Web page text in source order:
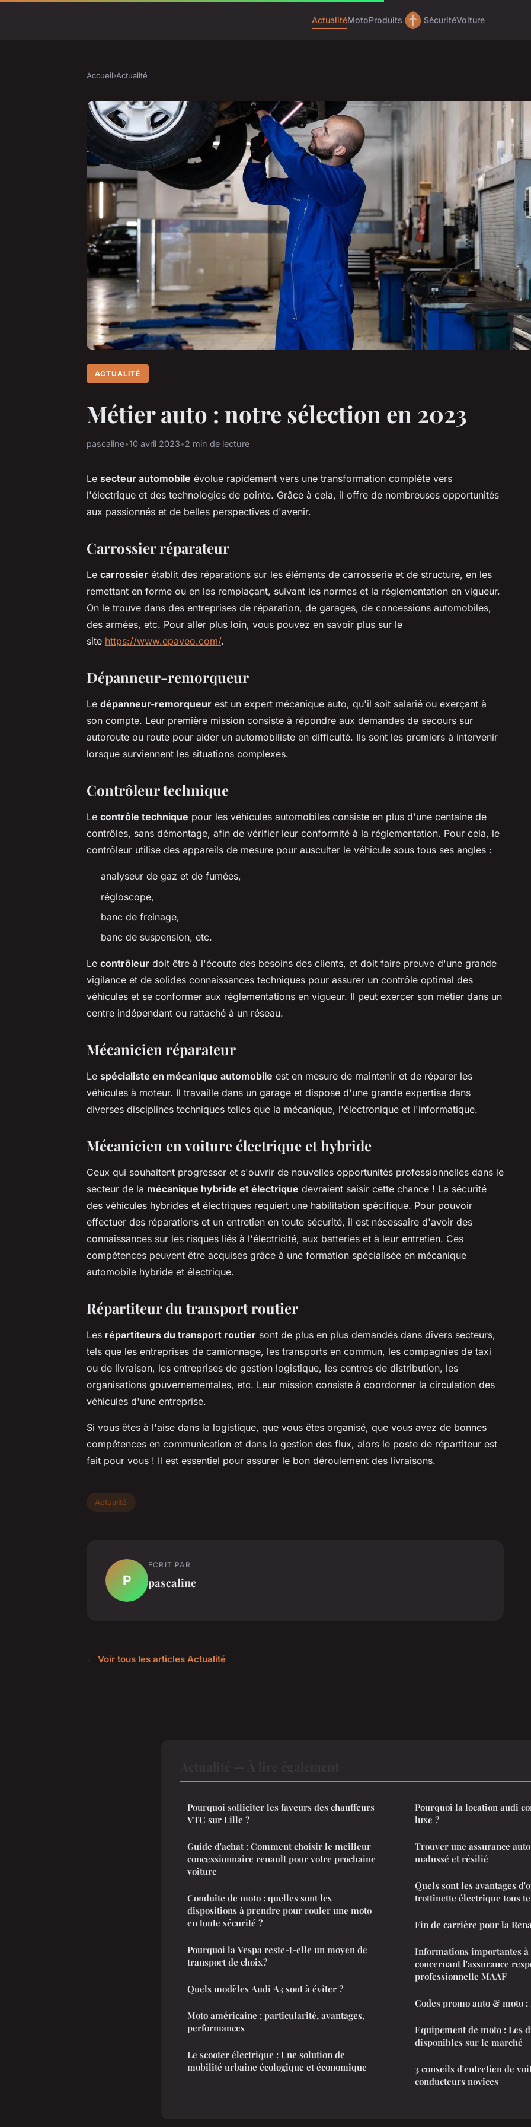
ActualitéMotoProduits SécuritéVoiture
Accueil›Actualité
ACTUALITÉ
Métier auto : notre sélection en 2023
pascaline•10 avril 2023•2 min de lecture
Le secteur automobile évolue rapidement vers une transformation complète vers
l'électrique et des technologies de pointe. Grâce à cela, il offre de nombreuses opportunités
aux passionnés et de belles perspectives d'avenir.
Carrossier réparateur
Le carrossier établit des réparations sur les éléments de carrosserie et de structure, en les
remettant en forme ou en les remplaçant, suivant les normes et la réglementation en vigueur.
On le trouve dans des entreprises de réparation, de garages, de concessions automobiles,
des armées, etc. Pour aller plus loin, vous pouvez en savoir plus sur le
site https://www.epaveo.com/.
Dépanneur-remorqueur
Le dépanneur-remorqueur est un expert mécanique auto, qu'il soit salarié ou exerçant à
son compte. Leur première mission consiste à répondre aux demandes de secours sur
autoroute ou route pour aider un automobiliste en difficulté. Ils sont les premiers à intervenir
lorsque surviennent les situations complexes.
Contrôleur technique
Le contrôle technique pour les véhicules automobiles consiste en plus d'une centaine de
contrôles, sans démontage, afin de vérifier leur conformité à la réglementation. Pour cela, le
contrôleur utilise des appareils de mesure pour ausculter le véhicule sous tous ses angles :
analyseur de gaz et de fumées,
régloscope,
banc de freinage,
banc de suspension, etc.
Le contrôleur doit être à l'écoute des besoins des clients, et doit faire preuve d'une grande
vigilance et de solides connaissances techniques pour assurer un contrôle optimal des
véhicules et se conformer aux réglementations en vigueur. Il peut exercer son métier dans un
centre indépendant ou rattaché à un réseau.
Mécanicien réparateur
Le spécialiste en mécanique automobile est en mesure de maintenir et de réparer les
véhicules à moteur. Il travaille dans un garage et dispose d'une grande expertise dans
diverses disciplines techniques telles que la mécanique, l'électronique et l'informatique.
Mécanicien en voiture électrique et hybride
Ceux qui souhaitent progresser et s'ouvrir de nouvelles opportunités professionnelles dans le
secteur de la mécanique hybride et électrique devraient saisir cette chance ! La sécurité
des véhicules hybrides et électriques requiert une habilitation spécifique. Pour pouvoir
effectuer des réparations et un entretien en toute sécurité, il est nécessaire d'avoir des
connaissances sur les risques liés à l'électricité, aux batteries et à leur entretien. Ces
compétences peuvent être acquises grâce à une formation spécialisée en mécanique
automobile hybride et électrique.
Répartiteur du transport routier
Les répartiteurs du transport routier sont de plus en plus demandés dans divers secteurs,
tels que les entreprises de camionnage, les transports en commun, les compagnies de taxi
ou de livraison, les entreprises de gestion logistique, les centres de distribution, les
organisations gouvernementales, etc. Leur mission consiste à coordonner la circulation des
véhicules d'une entreprise.
Si vous êtes à l'aise dans la logistique, que vous êtes organisé, que vous avez de bonnes
compétences en communication et dans la gestion des flux, alors le poste de répartiteur est
fait pour vous ! Il est essentiel pour assurer le bon déroulement des livraisons.
Actualité
P
ECRIT PAR
pascaline
← Voir tous les articles Actualité
Pourquoi solliciter les faveurs des chauffeurs
VTC sur Lille ?
Guide d'achat : Comment choisir le meilleur
concessionnaire renault pour votre prochaine
voiture
Conduite de moto : quelles sont les
dispositions à prendre pour rouler une moto
en toute sécurité ?
Pourquoi la Vespa reste-t-elle un moyen de
transport de choix ?
Quels modèles Audi A3 sont à éviter ?
Moto américaine : particularité, avantages,
performances
Le scooter électrique : Une solution de
mobilité urbaine écologique et économique
Pourquoi la location audi
luxe ?
Trouver une assurance
malussé et résilié
Quels sont les avantages
trottinette électrique tous
Fin de carrière pour la
Informations importantes à
concernant l'assurance
professionnelle MAAF
Codes promo auto & moto
Equipement de moto : Les
disponibles sur le marché
3 conseils d'entretien de
conducteurs novices